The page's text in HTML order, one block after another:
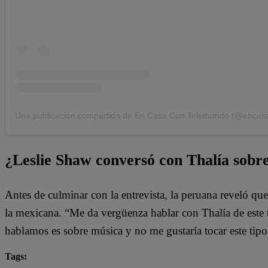
¿Leslie Shaw conversó con Thalía
Antes de culminar con la entrevista, la peruana reveló
la mexicana. “Me da vergüenza hablar con Thalía de
hablamos es sobre música y no me gustaría tocar este
Tags: